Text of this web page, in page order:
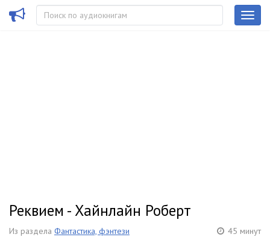
Реквием - Хайнлайн Роберт
Из раздела Фантастика, фэнтези 45 минут